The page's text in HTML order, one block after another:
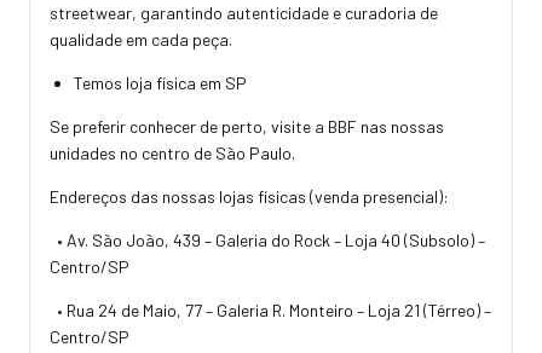
streetwear, garantindo autenticidade e curadoria de
qualidade em cada peça.
Temos loja física em SP
Se preferir conhecer de perto, visite a BBF nas nossas
unidades no centro de São Paulo.
Endereços das nossas lojas físicas (venda presencial):
• Av. São João, 439 – Galeria do Rock – Loja 40 (Subsolo) –
Centro/SP
• Rua 24 de Maio, 77 – Galeria R. Monteiro – Loja 21 (Térreo) –
Centro/SP